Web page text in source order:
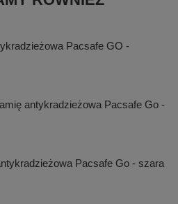
Pacsafe GO -
antykradzieżowa Pacsafe Go -
Pacsafe Go - szara